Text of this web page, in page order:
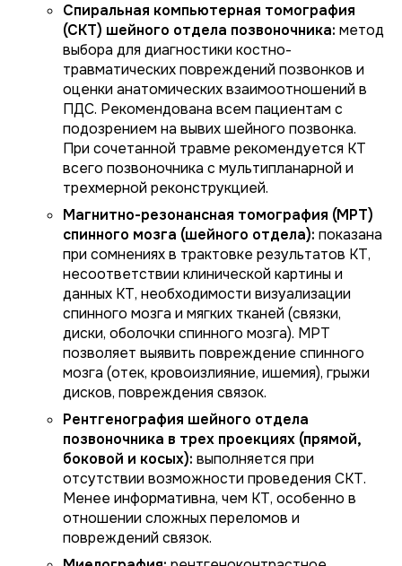
Спиральная компьютерная томография
(СКТ) шейного отдела позвоночника: метод
выбора для диагностики костно-
травматических повреждений позвонков и
оценки анатомических взаимоотношений в
ПДС. Рекомендована всем пациентам с
подозрением на вывих шейного позвонка.
При сочетанной травме рекомендуется КТ
всего позвоночника с мультипланарной и
трехмерной реконструкцией.
Магнитно-резонансная томография (МРТ)
спинного мозга (шейного отдела): показана
при сомнениях в трактовке результатов КТ,
несоответствии клинической картины и
данных КТ, необходимости визуализации
спинного мозга и мягких тканей (связки,
диски, оболочки спинного мозга). МРТ
позволяет выявить повреждение спинного
мозга (отек, кровоизлияние, ишемия), грыжи
дисков, повреждения связок.
Рентгенография шейного отдела
позвоночника в трех проекциях (прямой,
боковой и косых): выполняется при
отсутствии возможности проведения СКТ.
Менее информативна, чем КТ, особенно в
отношении сложных переломов и
повреждений связок.